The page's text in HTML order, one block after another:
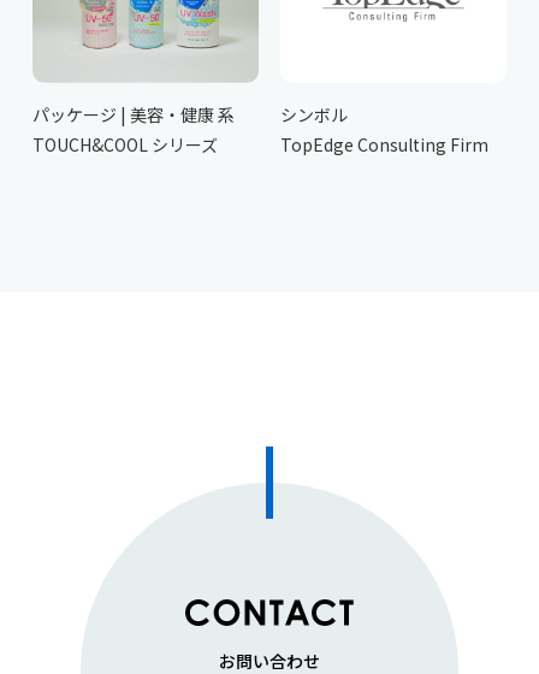
パッケージ | 美容・健康 系
TOUCH&COOL シリーズ
シンボル
TopEdge Consulting Firm
お問い合わせ